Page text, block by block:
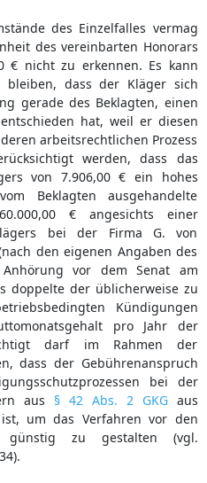
des Einzelfalles vermag
des vereinbarten Honorars
€ nicht zu erkennen. Es kann
dass der Kläger sich
gerade des Beklagten, einen
hat, weil er diesen
arbeitsrechtlichen Prozess
werden, dass das
von 7.906,00 € ein hohes
Beklagten ausgehandelte
€ angesichts einer
bei der Firma G. von
den eigenen Angaben des
vor dem Senat am
doppelte der üblicherweise zu
Kündigungen
pro Jahr der
darf im Rahmen der
dass der Gebührenanspruch
bei der
aus § 42 Abs. 2 GKGaus
um das Verfahren vor den
günstig zu gestalten (vgl.